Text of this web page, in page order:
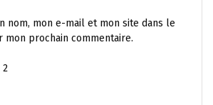
nom, mon e-mail et mon site dans le
mon prochain commentaire.
2